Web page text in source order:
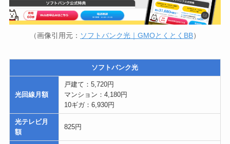
（画像引用元： ソフトバンク光｜GMOとくとくBB）
ソフトバンク光
光回線月額
戸建て：5,720円
マンション：4,180円
10ギガ：6,930円
光テレビ月
額
825円